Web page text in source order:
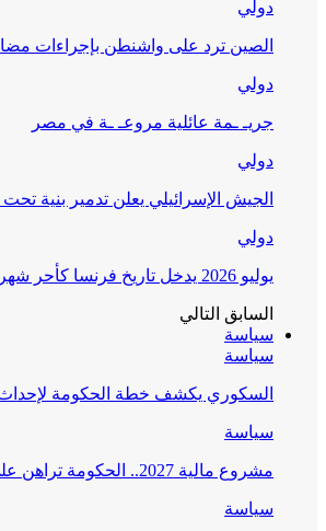
دولي
الصين ترد على واشنطن بإجراءات
دولي
جريـ ـمة عائلية مروعـ ـة في مصر
دولي
الجيش الإسرائيلي يعلن تدمير بنية
دولي
يوليو 2026 يدخل تاريخ فرنسا كأحر شهر على الإطلاق.. وتحذيرات من جفاف غير مسبوق
السابق التالي
سياسة
سياسة
السكوري يكشف خطة الحكومة
سياسة
مشروع مالية 2027.. الحكومة تراهن على الاستثمار وتعزيز الدولة الاجتماعية
سياسة